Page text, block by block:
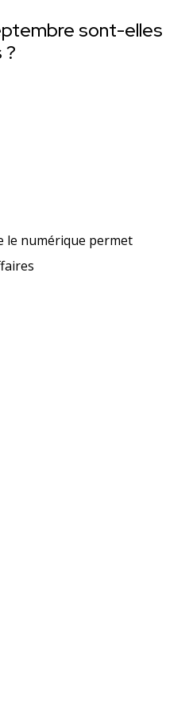
sont-elles
?
le numérique permet